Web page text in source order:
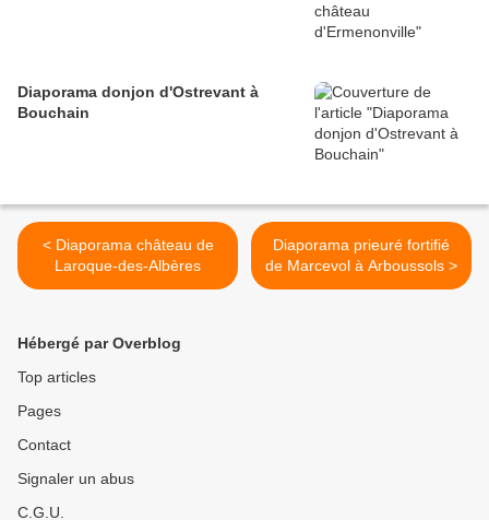
Diaporama donjon d'Ostrevant à
Bouchain
< Diaporama château de
Laroque-des-Albères
Diaporama prieuré fortifié
de Marcevol à Arboussols >
Hébergé par Overblog
Top articles
Pages
Contact
Signaler un abus
C.G.U.